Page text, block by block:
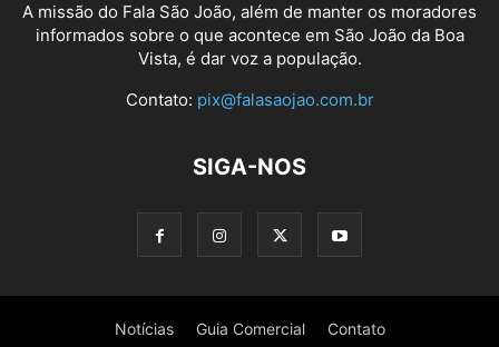
A missão do Fala São João, além de manter os moradores
informados sobre o que acontece em São João da Boa
Vista, é dar voz a população.
Contato: pix@falasaojao.com.br
SIGA-NOS
Notícias Guia Comercial Contato